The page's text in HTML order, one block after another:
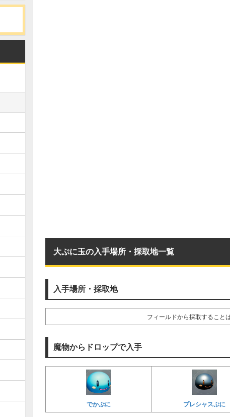
大ぷに玉の入手場所・採取地一覧
入手場所・採取地
フィールドから採取すること
魔物からドロップで入手
でかぷに プレシャスぷに